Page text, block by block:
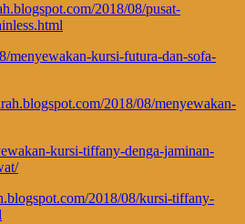
2018/08/pusat-
menyewakan-kursi-futura-dan-sofa-
2018/08/menyewakan-
kursi-tiffany-denga-jaminan-
2018/08/kursi-tiffany-